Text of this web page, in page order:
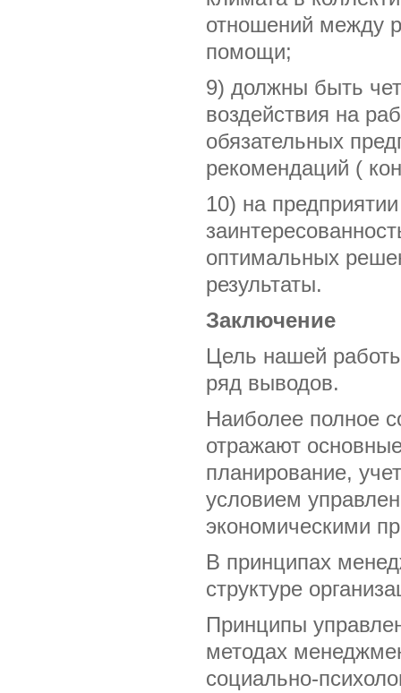
отношений между
помощи;
9) должны быть
воздействия на
обязательных
рекомендаций (
10) на
оптимальных
результаты.
Заключение
Цель нашей
ряд выводов.
Наиболее полное
отражают
планирование,
условием
экономическими
В принципах
структуре
Принципы
методах
социально-